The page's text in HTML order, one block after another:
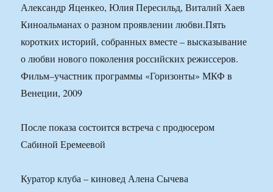
Александр Яценкео, Юлия Пересильд, Виталий Хаев
Киноальманах о разном проявлении любви.Пять
коротких историй, собранных вместе – высказывание
о любви нового поколения российских режиссеров.
Фильм–участник программы «Горизонты» МКФ в
Венеции, 2009
После показа состоится встреча с продюсером
Сабиной Еремеевой
Куратор клуба – киновед Алена Сычева